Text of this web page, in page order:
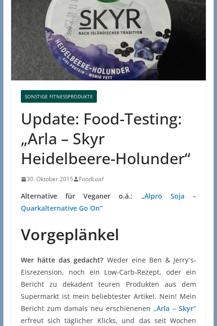
SONSTIGE FITNESSPRODUKTE
Update: Food-Testing:
„Arla – Skyr
Heidelbeere-Holunder“
30. Oktober 2015 FoodLoaf
Alternative für Veganer o.ä.: „Alpro Soja –
Quarkalternative Go On“
Vorgeplänkel
Wer hätte das gedacht? Weder eine Ben & Jerry´s-
Eisrezension, noch ein Low-Carb-Rezept, oder ein
Bericht zu dekadent teuren Produkten aus dem
Supermarkt ist mein beliebtester Artikel. Nein! Mein
Bericht zum damals neu erschienenen„Arla – Skyr“
erfreut sich täglicher Klicks, und das seit Wochen